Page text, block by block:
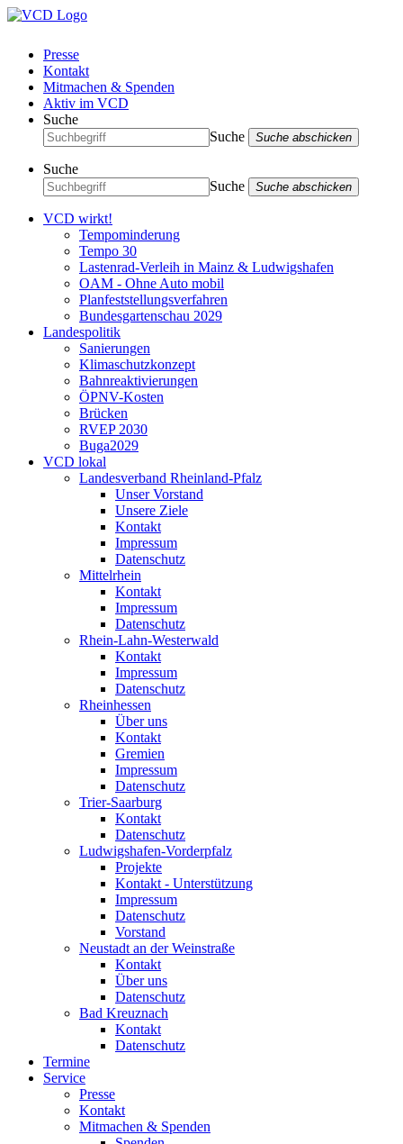
Presse
Kontakt
Mitmachen & Spenden
Aktiv im VCD
Suche
Suche
Suche abschicken
Suche
Suche
Suche abschicken
VCD wirkt!
Tempominderung
Tempo 30
Lastenrad-Verleih in Mainz & Ludwigshafen
OAM - Ohne Auto mobil
Planfeststellungsverfahren
Bundesgartenschau 2029
Landespolitik
Sanierungen
Klimaschutzkonzept
Bahnreaktivierungen
ÖPNV-Kosten
Brücken
RVEP 2030
Buga2029
VCD lokal
Landesverband Rheinland-Pfalz
Unser Vorstand
Unsere Ziele
Kontakt
Impressum
Datenschutz
Mittelrhein
Kontakt
Impressum
Datenschutz
Rhein-Lahn-Westerwald
Kontakt
Impressum
Datenschutz
Rheinhessen
Über uns
Kontakt
Gremien
Impressum
Datenschutz
Trier-Saarburg
Kontakt
Datenschutz
Ludwigshafen-Vorderpfalz
Projekte
Kontakt - Unterstützung
Impressum
Datenschutz
Vorstand
Neustadt an der Weinstraße
Kontakt
Über uns
Datenschutz
Bad Kreuznach
Kontakt
Datenschutz
Termine
Service
Presse
Kontakt
Mitmachen & Spenden